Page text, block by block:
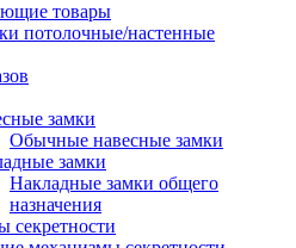
товары
потолочные/настенные
замки
Обычные навесные замки
замки
Накладные замки общего
назначения
секретности